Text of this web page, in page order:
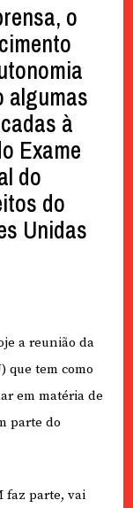
o
algumas
à
Exame
do
do
Unidas
a reunião da
que tem como
em matéria de
parte do
faz parte, vai